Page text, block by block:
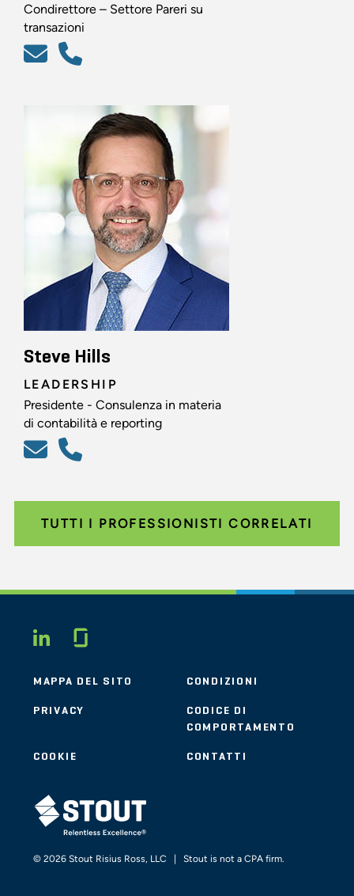
Condirettore – Settore Pareri su
transazioni
Steve Hills
LEADERSHIP
Presidente - Consulenza in materia
di contabilità e reporting
TUTTI I PROFESSIONISTI CORRELATI
LINKEDIN
MAPPA DEL SITO CONDIZIONI
PRIVACY
CODICE DI
COMPORTAMENTO
COOKIE CONTATTI
STOUT LOGO
© 2026 Stout Risius Ross, LLC | Stout is not a CPA firm.